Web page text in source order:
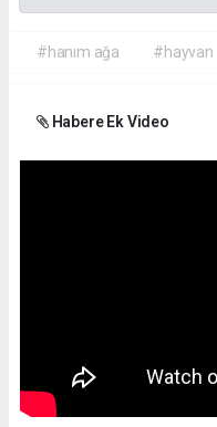
#hanım ağa #hayvan
Habere Ek Video